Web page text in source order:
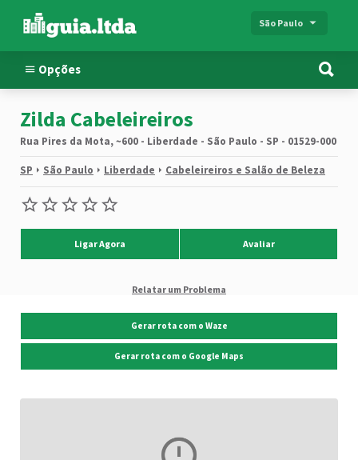
São Paulo
Opções
Zilda Cabeleireiros
Rua Pires da Mota, ~600 - Liberdade - São Paulo - SP - 01529-000
SP São Paulo Liberdade Cabeleireiros e Salão de Beleza
Ligar Agora Avaliar
Relatar um Problema
Gerar rota com o Waze
Gerar rota com o Google Maps